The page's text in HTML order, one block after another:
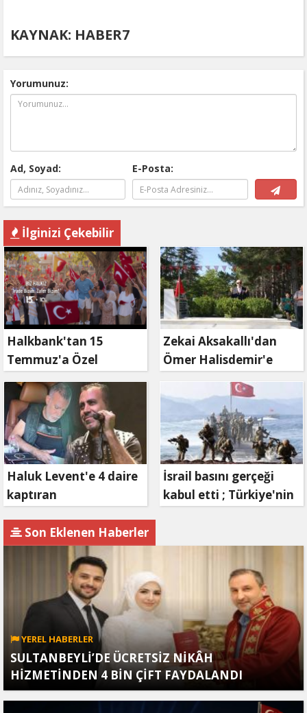
KAYNAK: HABER7
Yorumunuz:
Ad, Soyad: E-Posta:
İlginizi Çekebilir
Halkbank'tan 15
Temmuz'a Özel
Reklam Filmi: "İrade
Bizim, Zafer Bizim"
Zekai Aksakallı'dan
Ömer Halisdemir'e
'vefa' ziyareti!
Haluk Levent'e 4 daire
kaptıran
savcılıkta aldı
İsrail basını gerçeği
kabul etti ; Türkiye'nin
Son Eklenen Haberler
YEREL HABERLER
SULTANBEYLİ’DE ÜCRETSİZ NİKÂH
HİZMETİNDEN 4 BİN ÇİFT FAYDALANDI